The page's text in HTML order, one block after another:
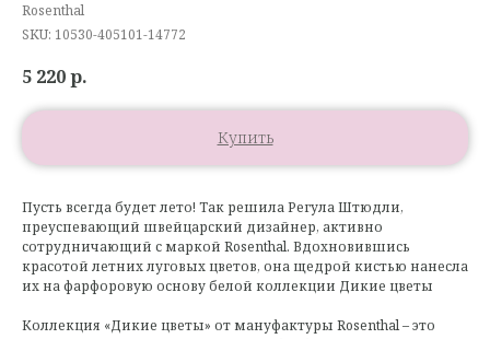
Rosenthal
SKU: 10530-405101-14772
5 220р.
Купить
Пусть всегда будет лето! Так решила Регула Штюдли,
преуспевающий швейцарский дизайнер, активно
сотрудничающий с маркой Rosenthal. Вдохновившись
красотой летних луговых цветов, она щедрой кистью нанесла
их на фарфоровую основу белой коллекции Дикие цветы
Коллекция «Дикие цветы» от мануфактуры Rosenthal – это